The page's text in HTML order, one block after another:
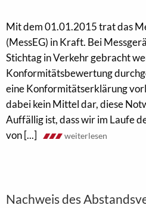
Mit dem 01.01.2015 trat das
(MessEG) in Kraft. Bei
Stichtag in Verkehr gebracht
Konformitätsbewertung
eine Konformitätserklärung
dabei kein Mittel dar, diese
Auffällig ist, dass wir im Laufe
von [...]
weiterlesen
Nachweis des